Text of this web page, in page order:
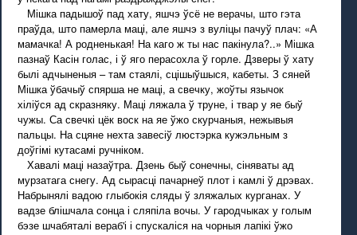
Мішка падышоў пад хату, яшчэ ўсё не верачы, што гэта
праўда, што памерла маці, але яшчэ з вуліцы пачуў плач: «А
мамачка! А родненькая! На каго ж ты нас пакінула?..» Мішка
пазнаў Касін голас, і ў яго перасохла ў горле. Дзверы ў хату
былі адчыненыя – там стаялі, сцішыўшыся, кабеты. З сяней
Мішка ўбачыў спярша не маці, а свечку, жоўты язычок
хіліўся ад скразняку. Маці ляжала ў труне, і твар у яе быў
чужы. Са свечкі цёк воск на яе ўжо скурчаныя, нежывыя
пальцы. На сцяне нехта завесіў люстэрка кужэльным з
доўгімі кутасамі ручніком.
Хавалі маці назаўтра. Дзень быў сонечны, сіняваты ад
мурзатага снегу. Ад сырасці пачарнеў плот і камлі ў дрэвах.
Набрынялі вадою глыбокія сляды ў зляжалых курганах. У
вадзе блішчала сонца і сляпіла вочы. У гародчыках у голым
бэзе шчабяталі вераб'і і спускаліся на чорныя лапікі ўжо